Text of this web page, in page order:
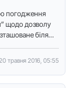
погодження
щодо дозволу
біля
травня 2016, 05:55